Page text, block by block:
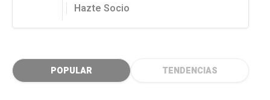
Hazte Socio
POPULAR TENDENCIAS